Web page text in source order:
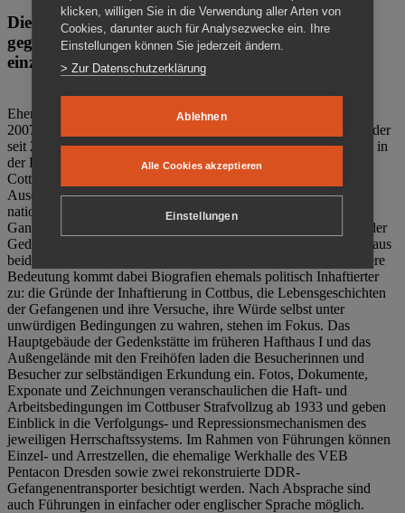
Die Gedenkstätte Zuchthaus Cottbus ist ein Ort
gegen das Vergessen. Anschaulich, nah und
einzigartig.
Ehemalige politische Häftlinge der DDR gründeten im Oktober
2007 den Verein Menschenrechtszentrum Cottbus e. V. (MRZ), der
seit 2011 Eigentümer des ehemaligen Gefängnisses (1860-2002) in
der Bautzener Straße und Träger der Gedenkstätte Zuchthaus
Cottbus ist. Im Zentrum der Arbeit der Gedenkstätte steht die
Auseinandersetzung mit politischem Unrecht während der
nationalsozialistischen Terrorherrschaft und der SED-Diktatur.
Ganzjährig zeigen mehrere Dauer- und Sonderausstellungen in der
Gedenkstätte Zuchthaus Cottbus Beispiele politischen Unrechts aus
beiden deutschen Diktaturen des 20. Jahrhunderts. Eine besondere
Bedeutung kommt dabei Biografien ehemals politisch Inhaftierter
zu: die Gründe der Inhaftierung in Cottbus, die Lebensgeschichten
der Gefangenen und ihre Versuche, ihre Würde selbst unter
unwürdigen Bedingungen zu wahren, stehen im Fokus. Das
Hauptgebäude der Gedenkstätte im früheren Hafthaus I und das
Außengelände mit den Freihöfen laden die Besucherinnen und
Besucher zur selbständigen Erkundung ein. Fotos, Dokumente,
Exponate und Zeichnungen veranschaulichen die Haft- und
Arbeitsbedingungen im Cottbuser Strafvollzug ab 1933 und geben
Einblick in die Verfolgungs- und Repressionsmechanismen des
jeweiligen Herrschaftssystems. Im Rahmen von Führungen können
Einzel- und Arrestzellen, die ehemalige Werkhalle des VEB
Pentacon Dresden sowie zwei rekonstruierte DDR-
Gefangenentransporter besichtigt werden. Nach Absprache sind
auch Führungen in einfacher oder englischer Sprache möglich.
klicken, willigen Sie in die Verwendung aller Arten von
Cookies, darunter auch für Analysezwecke ein. Ihre
Einstellungen können Sie jederzeit ändern.
> Zur Datenschutzerklärung
Ablehnen
Alle Cookies akzeptieren
Einstellungen